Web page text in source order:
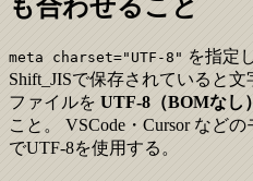
も合わせること
meta charset="UTF-8" を指定
Shift_JISで保存されていると
ファイルを UTF-8（BOMなし）
こと。 VSCode・Cursor など
でUTF-8を使用する。